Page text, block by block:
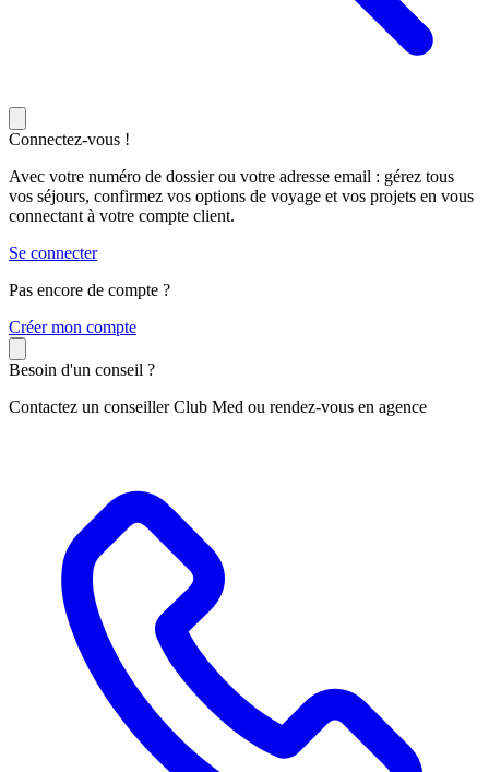
Connectez-vous !
Avec votre numéro de dossier ou votre adresse email : gérez tous
vos séjours, confirmez vos options de voyage et vos projets en vous
connectant à votre compte client.
Se connecter
Pas encore de compte ?
Créer mon compte
Besoin d'un conseil ?
Contactez un conseiller Club Med ou rendez-vous en agence